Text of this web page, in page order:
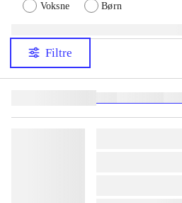
Voksne Børn
Filtre
lorem